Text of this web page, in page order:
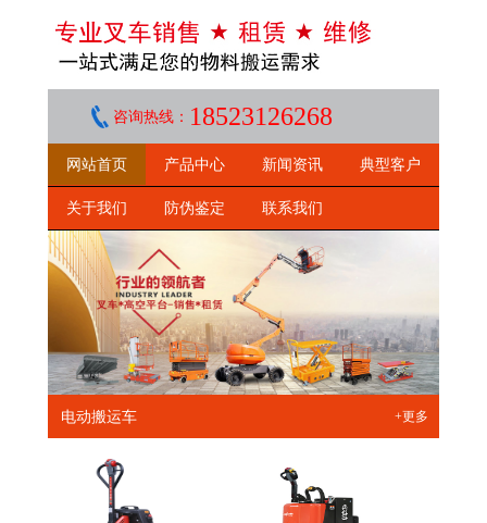
咨询热线： 18523126268
网站首页 产品中心 新闻资讯 典型客户
关于我们 防伪鉴定 联系我们
电动搬运车 +更多